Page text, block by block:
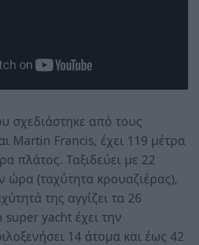
σχεδιάστηκε από τους
Martin Francis, έχει 119 μέτρα
πλάτος. Ταξιδεύει με 22
ώρα (ταχύτητα κρουαζιέρας),
της αγγίζει τα 26
super yacht έχει την
14 άτομα και έως 42